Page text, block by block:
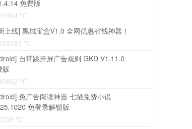
免费版
℃
上线] 黑域宝盒V1.0 全网优惠省钱神器！
℃
自带跳开屏广告规则 GKD V1.11.0
版
℃
免广告阅读神器 七猫免费小说
免登录解锁版
℃